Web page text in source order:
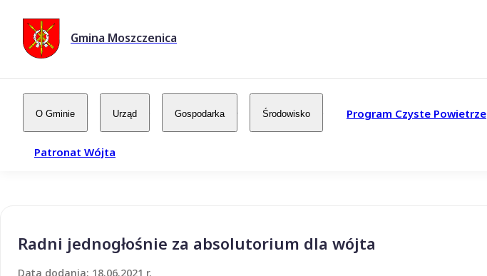
Gmina Moszczenica
O Gminie Urząd Gospodarka Środowisko Program Czyste Powietrze
Patronat Wójta
Radni jednogłośnie za absolutorium dla wójta
Data dodania: 18.06.2021 r.